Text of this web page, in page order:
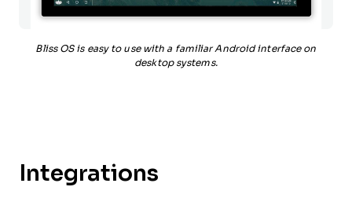
Bliss OS is easy to use with a familiar Android interface on
desktop systems.
Integrations